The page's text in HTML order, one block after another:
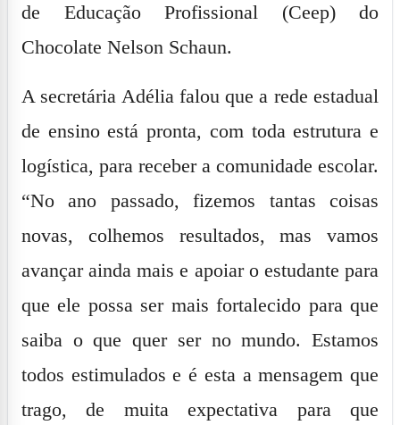
de Educação Profissional (Ceep) do
Chocolate Nelson Schaun.
A secretária Adélia falou que a rede estadual
de ensino está pronta, com toda estrutura e
logística, para receber a comunidade escolar.
“No ano passado, fizemos tantas coisas
novas, colhemos resultados, mas vamos
avançar ainda mais e apoiar o estudante para
que ele possa ser mais fortalecido para que
saiba o que quer ser no mundo. Estamos
todos estimulados e é esta a mensagem que
trago, de muita expectativa para que